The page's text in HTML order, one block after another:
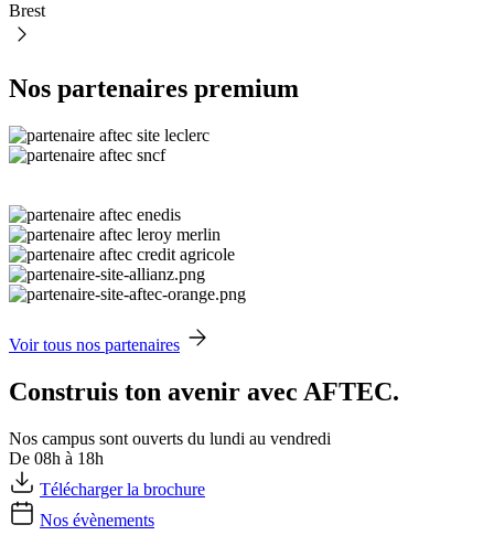
Brest
Nos partenaires premium
Voir tous nos partenaires
Construis ton avenir avec AFTEC.
Nos campus sont ouverts du lundi au vendredi
De 08h à 18h
Télécharger la brochure
Nos évènements